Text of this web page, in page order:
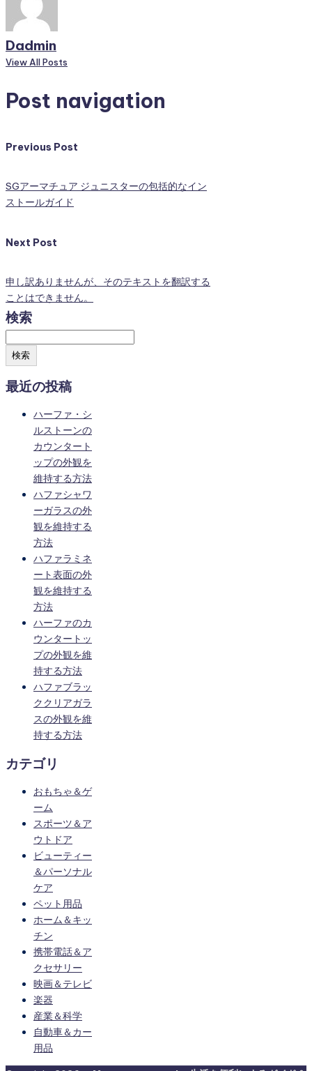
Dadmin
View All Posts
Post navigation
Previous Post
SGアーマチュア ジュニスターの包括的なイン
ストールガイド
Next Post
申し訳ありませんが、そのテキストを翻訳する
ことはできません。
検索
検索
最近の投稿
ハーファ・シ
ルストーンの
カウンタート
ップの外観を
維持する方法
ハファシャワ
ーガラスの外
観を維持する
方法
ハファラミネ
ート表面の外
観を維持する
方法
ハーファのカ
ウンタートッ
プの外観を維
持する方法
ハファブラッ
ククリアガラ
スの外観を維
持する方法
カテゴリ
おもちゃ＆ゲ
ーム
スポーツ＆ア
ウトドア
ビューティー
＆パーソナル
ケア
ペット用品
ホーム＆キッ
チン
携帯電話＆ア
クセサリー
映画＆テレビ
楽器
産業＆科学
自動車＆カー
用品